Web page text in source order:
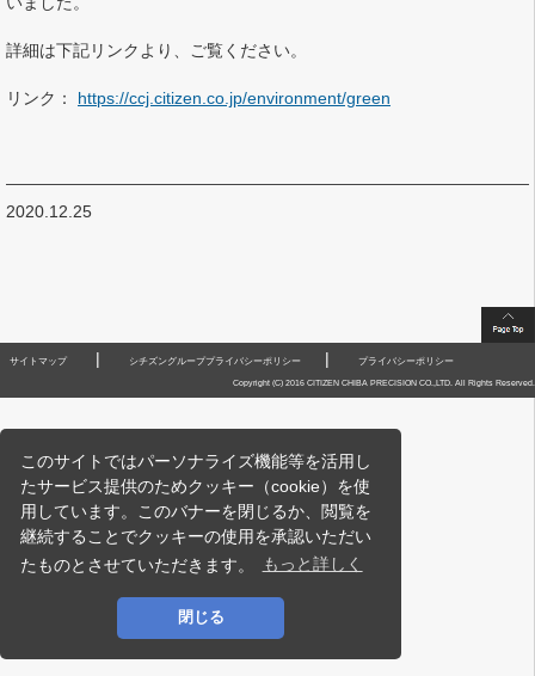
このサイトではパーソナライズ機能等を活用し
たサービス提供のためクッキー（cookie）を使
用しています。このバナーを閉じるか、閲覧を
継続することでクッキーの使用を承認いただい
たものとさせていただきます。
もっと詳しく
閉じる
詳細は下記リンクより、ご覧ください。
リンク： https://ccj.citizen.co.jp/environment/green
2020.12.25
サイトマップ | シチズングループプライバシーポリシー | プライバシーポリシー
Copyright (C) 2016 CITIZEN CHIBA PRECISION CO.,LTD. All Rights Reserved.